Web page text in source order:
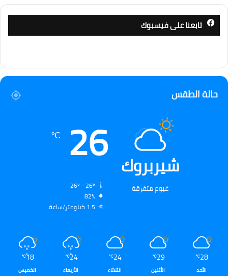
تابعنا على فيسبوك
حالة الطقس
شيربروك
غيوم متفرقة
26
℃
82%
1.5 كيلومتر/ساعة
28
℃
الأحد
29
℃
الأثنين
24
℃
الثلاثاء
24
℃
الأربعاء
18
℃
الخميس